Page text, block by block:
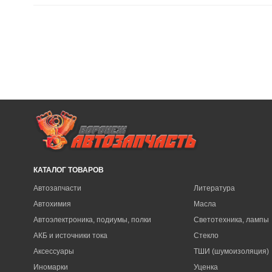
КАТАЛОГ ТОВАРОВ
Автозапчасти
Автохимия
Автоэлектроника, подиумы, полки
АКБ и источники тока
Аксессуары
Иномарки
Литература
Масла
Светотехника, лампы
Стекло
ТШИ (шумоизоляция)
Уценка